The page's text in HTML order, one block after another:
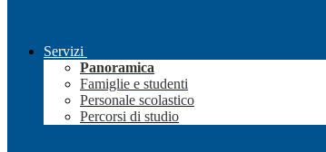
Servizi
Panoramica
Famiglie e studenti
Personale scolastico
Percorsi di studio